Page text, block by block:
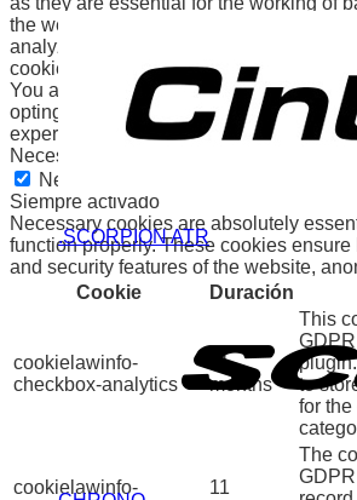
.SCORPION ATR
the website. We also use third-party
analyze and understand how you use
cookies will be stored in your browser
You also have the option to opt-out of
opting out of some of these cookies may
experience.
Necessary
Necessary
Siempre activado
Necessary cookies are absolutely
function properly. These cookies
and security features of the website,
Cookie
Duración
cookielawinfo-
checkbox-analytics
11
months
This
to
for
cookielawinfo-
11
The